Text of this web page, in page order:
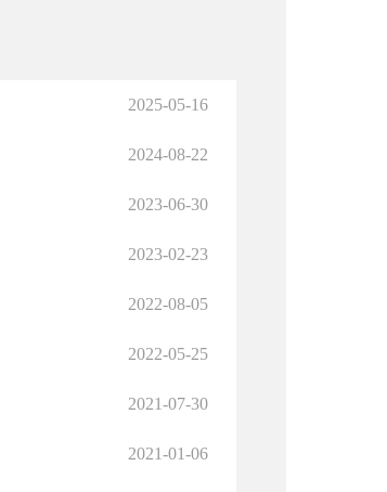
2025-05-16
2024-08-22
2023-06-30
2023-02-23
2022-08-05
2022-05-25
2021-07-30
2021-01-06